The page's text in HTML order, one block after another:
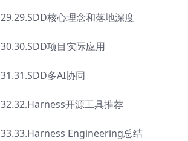
29.29.SDD核心理念和落地深度
30.30.SDD项目实际应用
31.31.SDD多AI协同
32.32.Harness开源工具推荐
33.33.Harness Engineering总结